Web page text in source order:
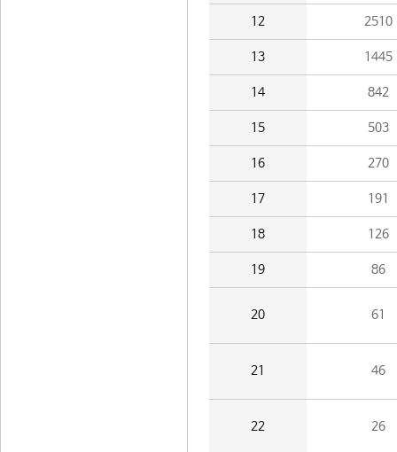
12 2510
13 1445
14 842
15 503
16 270
17 191
18 126
19 86
20 61
21 46
22 26